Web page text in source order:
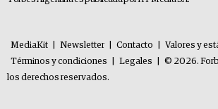
MediaKit Newsletter Contacto Valores y
Términos y condiciones
Legales
© 2026.
los derechos reservados.